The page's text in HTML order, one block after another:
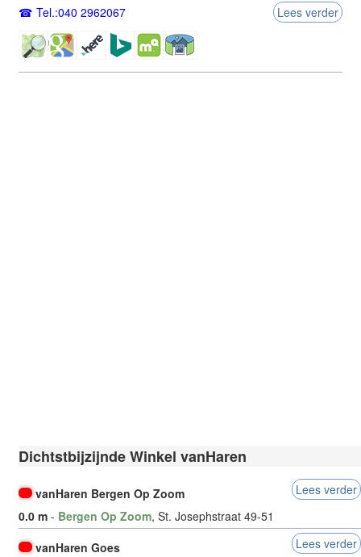
Tel.:040 2962067
Lees verder
Dichtstbijzijnde Winkel vanHaren
vanHaren Bergen Op Zoom
Lees verder
0.0 m - Bergen Op Zoom, St. Josephstraat 49-51
vanHaren Goes
Lees verder